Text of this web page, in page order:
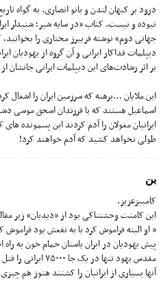
درود بر کیهان لندن و بانو انصاری. به گواه
نبوده و نیست. کتاب «در سایه شیر؛ شنیدلر
جهانی دوم» نوشته فریبرز مختاری را
دیپلمات فداکار ایرانی و آن گروه از یهودیان
بر اثر رشادت‌های این دیپلمات ایرانی
این ملایان …برهنه که سرزمین ایران را اشغال
ایرانیان مغولان را آدم کردند این پسمونده
طولی نخواهد کشید که آدم خواهند کرد!
بن
کامبیزعزیز.
این کامنت وحشتناکی بود از «دیدبان» زیر
پیش یهودیان در ایران باستان حمام خون به
مقدس یهود تنها در یک
آنها بسیاری از ایرانیان را کشتند هنوز هم